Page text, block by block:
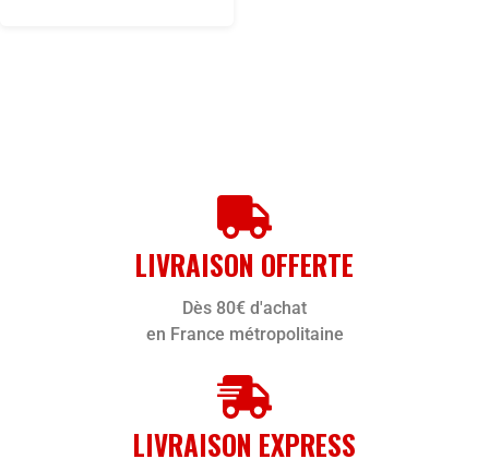
LIVRAISON OFFERTE
Dès 80€ d'achat
en France métropolitaine
LIVRAISON EXPRESS